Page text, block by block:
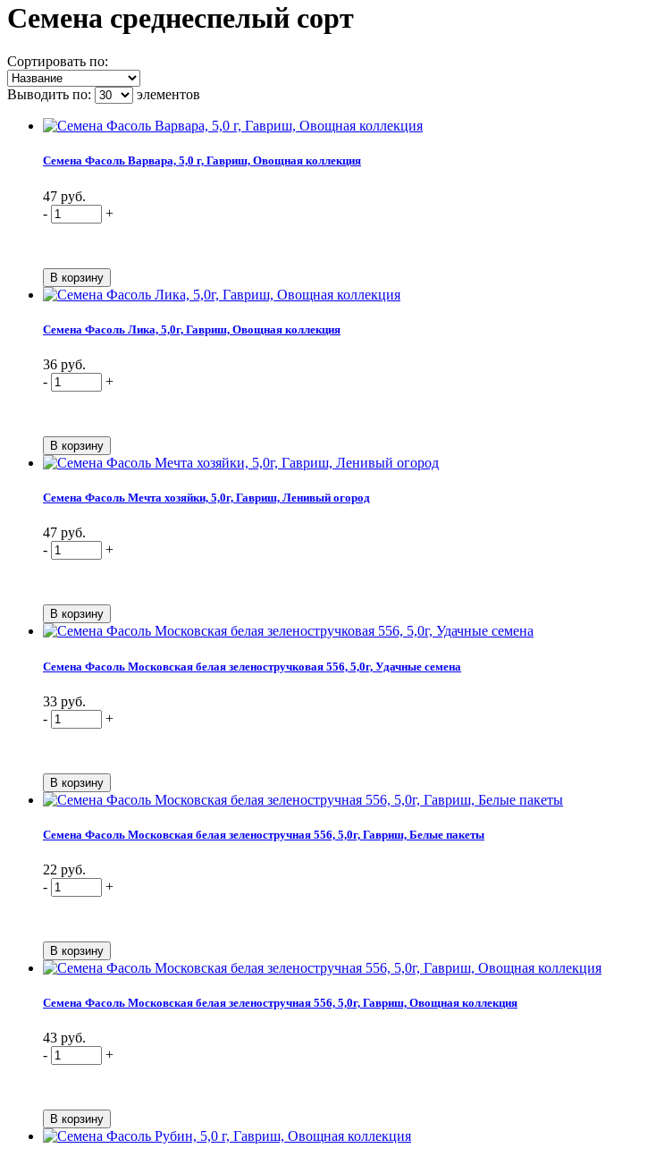
Семена среднеспелый сорт
Сортировать по:
Выводить по: элементов
Семена Фасоль Варвара, 5,0 г, Гавриш, Овощная коллекция
47 руб.
-
+
Семена Фасоль Лика, 5,0г, Гавриш, Овощная коллекция
36 руб.
-
+
Семена Фасоль Мечта хозяйки, 5,0г, Гавриш, Ленивый огород
47 руб.
-
+
Семена Фасоль Московская белая зеленостручковая 556, 5,0г, Удачные семена
33 руб.
-
+
Семена Фасоль Московская белая зеленостручная 556, 5,0г, Гавриш, Белые пакеты
22 руб.
-
+
Семена Фасоль Московская белая зеленостручная 556, 5,0г, Гавриш, Овощная коллекция
43 руб.
-
+